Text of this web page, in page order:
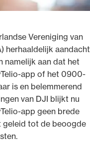
Vereniging van
herhaaldelijk aandacht
namelijk aan dat het
app of het 0900-
is en belemmerend
van DJI blijkt nu
app geen brede
geleid tot de beoogde